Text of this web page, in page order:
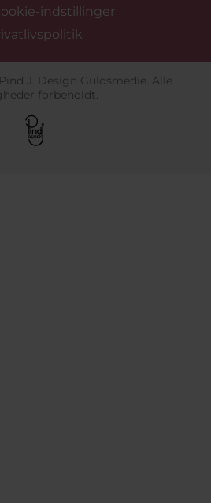
indstillinger
J. Design Guldsmedie. Alle
forbeholdt.